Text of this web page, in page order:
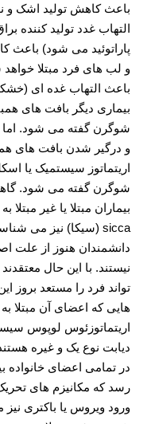
باعث کاهش تولید اشک و
التهاب غدد تولید کننده
پاراتوئید می شود) باعث
و لب های فرد مبتلا
باعث التهاب غده ای
بیماری دیگر بافت های
شوگرن گفته می شود. اما
و درگیر شدن بافت های
اریتماتوز سیستمیک یا
شوگرن گفته می شود.
بیماران مبتلا یا غیر
sicca (سیکا) نیز می شناسند.
دانشمندان هنوز از علت
نیستند. با این حال
تواند فرد را مستعد بروز
هایی که اعضای آن مبتلا
اریتماتوزئوس لوپوس
دیابت نوع یک و غیره
در تمامی اعضای خانواده
رسد که مکانیزم های
ورود ویروس یا باکتری